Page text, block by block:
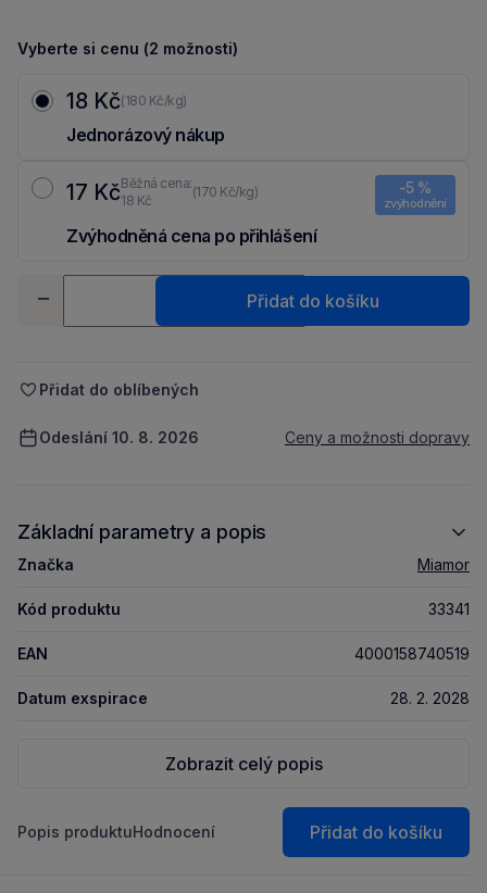
Vyberte si cenu (2 možnosti)
18 Kč(180 Kč/kg)
Jednorázový nákup
17 KčBěžná cena:
18 Kč
(170 Kč/kg) -5 %
zvýhodnění
Zvýhodněná cena po přihlášení
-
+
Přidat do košíku
Přidat do oblíbených
Odeslání 10. 8. 2026 Ceny a možnosti dopravy
Základní parametry a popis
Značka Miamor
Kód produktu 33341
EAN 4000158740519
Datum exspirace 28. 2. 2028
Zobrazit celý popis
Popis produktuHodnocení Přidat do košíku